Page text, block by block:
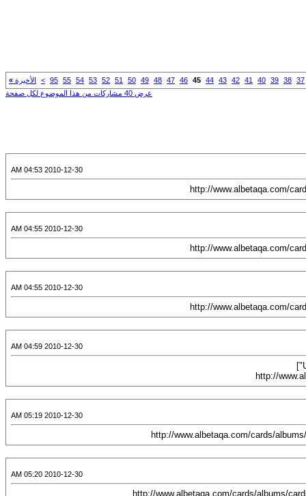
37
38
39
40
41
42
43
44
45
46
47
48
49
50
51
52
53
54
55
95
> الأخيرة »
عرض 40 مشاركات من هذا الموضوع لكل صفحة
2010-12-30 04:53 AM
2010-12-30 04:55 AM
2010-12-30 04:55 AM
2010-12-30 04:59 AM
[CENTER][URL="http://www.alwaraqa.com/waraqat/11mo7aramat/001/mo7aramat0064.jpg"]
2010-12-30 05:19 AM
2010-12-30 05:20 AM